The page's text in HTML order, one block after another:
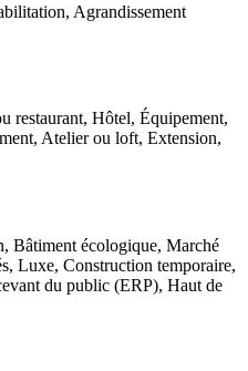
Agrandissement
restaurant, Hôtel, Équipement,
Atelier ou loft, Extension,
Bâtiment écologique, Marché
Luxe, Construction temporaire,
du public (ERP), Haut de